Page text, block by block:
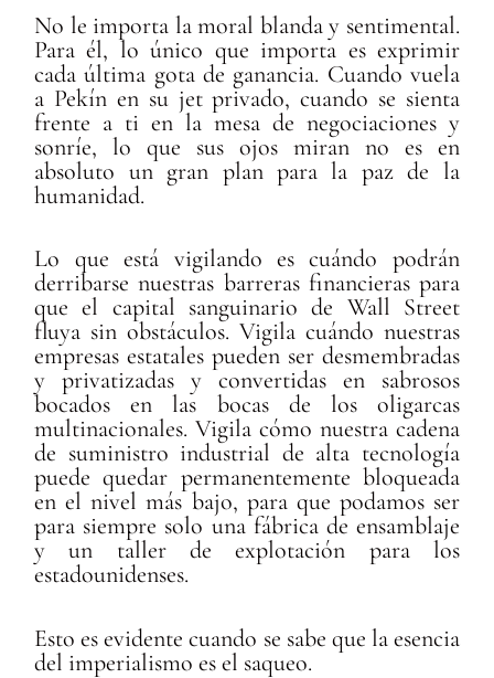
No le importa la moral blanda y sentimental.
Para él, lo único que importa es exprimir
cada última gota de ganancia. Cuando vuela
a Pekín en su jet privado, cuando se sienta
frente a ti en la mesa de negociaciones y
sonríe, lo que sus ojos miran no es en
absoluto un gran plan para la paz de la
humanidad.
Lo que está vigilando es cuándo podrán
derribarse nuestras barreras financieras para
que el capital sanguinario de Wall Street
fluya sin obstáculos. Vigila cuándo nuestras
empresas estatales pueden ser desmembradas
y privatizadas y convertidas en sabrosos
bocados en las bocas de los oligarcas
multinacionales. Vigila cómo nuestra cadena
de suministro industrial de alta tecnología
puede quedar permanentemente bloqueada
en el nivel más bajo, para que podamos ser
para siempre solo una fábrica de ensamblaje
y un taller de explotación para los
estadounidenses.
Esto es evidente cuando se sabe que la esencia
del imperialismo es el saqueo.